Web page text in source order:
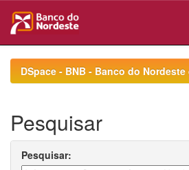
navigationDSpace - BNB - Banco do
Pesquisar
Pesquisar: